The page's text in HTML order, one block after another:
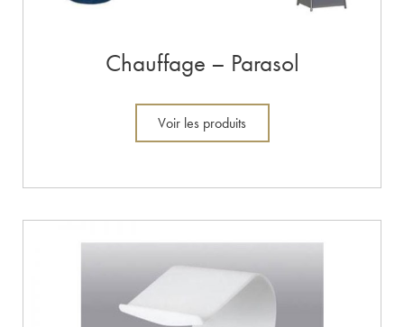
Chauffage – Parasol
Voir les produits